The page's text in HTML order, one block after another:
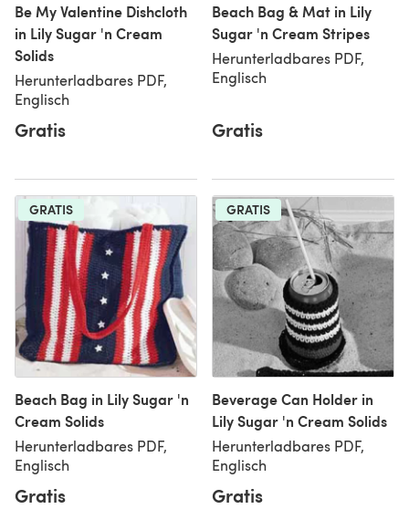
Be My Valentine Dishcloth
in Lily Sugar 'n Cream
Solids
Herunterladbares PDF,
Englisch
Gratis
Beach Bag & Mat in Lily
Sugar 'n Cream Stripes
Herunterladbares PDF,
Englisch
Gratis
GRATIS
Beach Bag in Lily Sugar 'n
Cream Solids
Herunterladbares PDF,
Englisch
Gratis
GRATIS
Beverage Can Holder in
Lily Sugar 'n Cream Solids
Herunterladbares PDF,
Englisch
Gratis